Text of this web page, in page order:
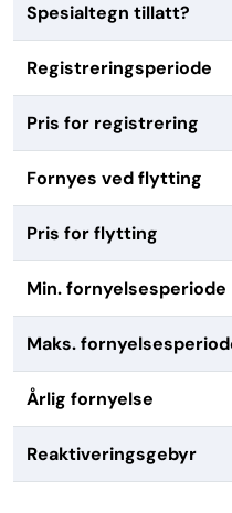
Spesialtegn tillatt?
Registreringsperiode
Pris for registrering
Fornyes ved flytting
Pris for flytting
Min. fornyelsesperiode
Maks.
Årlig fornyelse
Reaktiveringsgebyr